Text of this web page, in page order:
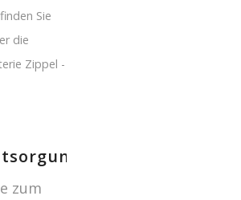
finden Sie
die
Zippel -
zum